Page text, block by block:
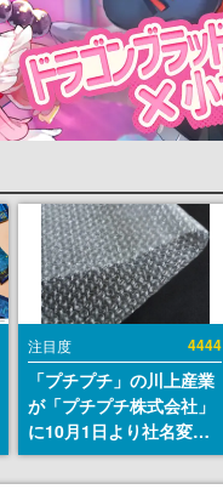
注目度 4444
「プチプチ」の川上産業
が「プチプチ株式会社」
に10月1日より社名変更
へ。創業58年で初めての
変更で、“プチッ”と鳴る